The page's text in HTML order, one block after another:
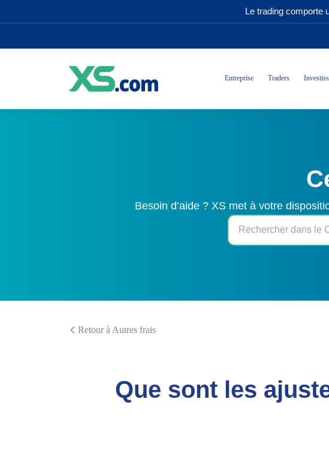
Le trading comporte
Entreprise Traders
Besoin d’aide ? XS met à votre
Retour à Autres frais
Que sont les